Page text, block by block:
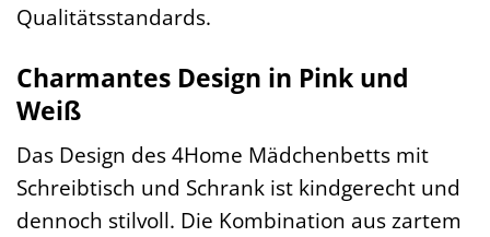
Qualitätsstandards.
Charmantes Design in Pink und
Weiß
Das Design des 4Home Mädchenbetts mit
Schreibtisch und Schrank ist kindgerecht und
dennoch stilvoll. Die Kombination aus zartem